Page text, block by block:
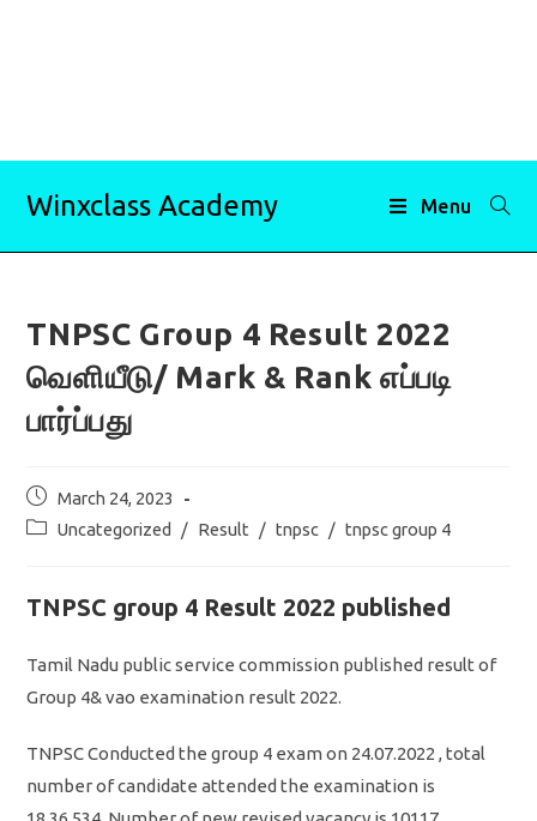
Winxclass Academy Menu
TNPSC Group 4 Result 2022
வெளியீடு/ Mark & Rank எப்படி
பார்ப்பது
Post
published:
March 24, 2023
PostUncategorized / Result / tnpsc / tnpsc group 4
TNPSC group 4 Result 2022 published
Tamil Nadu public service commission published result of
Group 4& vao examination result 2022.
TNPSC Conducted the group 4 exam on 24.07.2022 , total
number of candidate attended the examination is